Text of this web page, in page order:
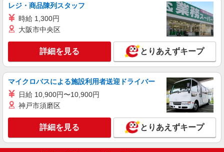
パート
生鮮市場TOP新座店
スーパーマーケットでの夜間責任者
＜パート＞ 時給1630円〜／16時以降時給1730
円〜 ★土曜・日曜・祝日は時給100円ＵＰ！
埼玉県新座市野火止6-7-2
キープ 詳細を見る
レジ・商品陳列スタッフ
時給 1,300円
大阪市中央区
詳細を見る とりあえずキープ
マイクロバスによる施設利用者送迎ドライバー
日給 10,900円〜10,900円
神戸市須磨区
詳細を見る とりあえずキープ